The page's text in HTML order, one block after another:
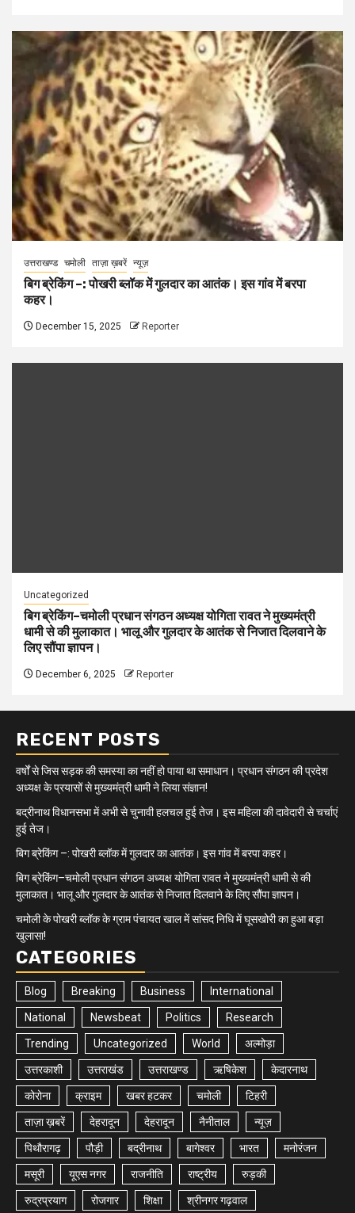
उत्तराखण्ड चमोली ताज़ा ख़बरें न्यूज़
बिग ब्रेकिंग –: पोखरी ब्लॉक में गुलदार का आतंक। इस गांव में बरपा
कहर।
December 15, 2025 Reporter
Uncategorized
बिग ब्रेकिंग–चमोली प्रधान संगठन अध्यक्ष योगिता रावत ने मुख्यमंत्री
धामी से की मुलाकात। भालू और गुलदार के आतंक से निजात दिलवाने के
लिए सौंपा ज्ञापन।
December 6, 2025 Reporter
RECENT POSTS
वर्षों से जिस सड़क की समस्या का नहीं हो पाया था समाधान। प्रधान संगठन की प्रदेश
अध्यक्ष के प्रयासों से मुख्यमंत्री धामी ने लिया संज्ञान!
बद्रीनाथ विधानसभा में अभी से चुनावी हलचल हुई तेज। इस महिला की दावेदारी से चर्चाएं
हुई तेज।
बिग ब्रेकिंग –: पोखरी ब्लॉक में गुलदार का आतंक। इस गांव में बरपा कहर।
बिग ब्रेकिंग–चमोली प्रधान संगठन अध्यक्ष योगिता रावत ने मुख्यमंत्री धामी से की
मुलाकात। भालू और गुलदार के आतंक से निजात दिलवाने के लिए सौंपा ज्ञापन।
चमोली के पोखरी ब्लॉक के ग्राम पंचायत खाल में सांसद निधि में घूसखोरी का हुआ बड़ा
खुलासा!
CATEGORIES
Blog Breaking Business International
National Newsbeat Politics Research
Trending Uncategorized World अल्मोड़ा
उत्तरकाशी उत्तराखंड उत्तराखण्ड ऋषिकेश केदारनाथ
कोरोना क्राइम खबर हटकर चमोली टिहरी
ताज़ा ख़बरें देहरादून देहरादून नैनीताल न्यूज़
पिथौरागढ़ पौड़ी बद्रीनाथ बागेश्वर भारत मनोरंजन
मसूरी यूएस नगर राजनीति राष्ट्रीय रुड़की
रुद्रप्रयाग रोजगार शिक्षा श्रीनगर गढ़वाल